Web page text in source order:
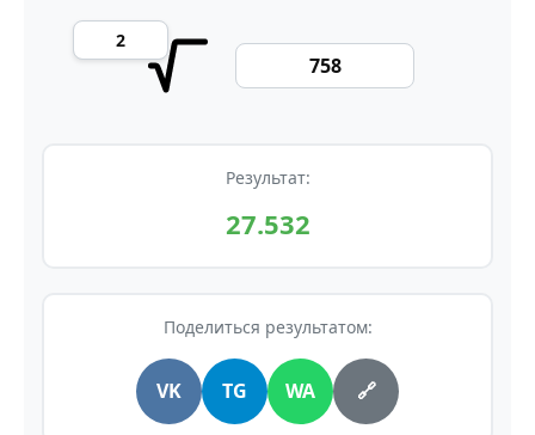
Результат:
27.532
Поделиться результатом:
VK TG WA 🔗